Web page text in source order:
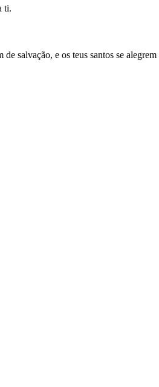
ti.
salvação, e os teus santos se alegrem